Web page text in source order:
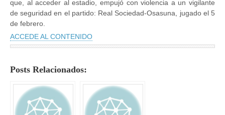
que, al acceder al estadio, empujó con violencia a un vigilante
de seguridad en el partido: Real Sociedad-Osasuna, jugado el 5
de febrero.
ACCEDE AL CONTENIDO
Posts Relacionados: